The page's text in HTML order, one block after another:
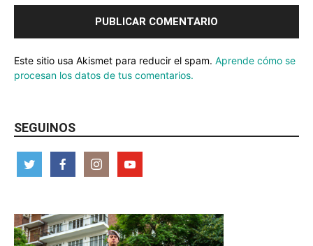
Este sitio usa Akismet para reducir el spam. Aprende cómo se
procesan los datos de tus comentarios.
SEGUINOS